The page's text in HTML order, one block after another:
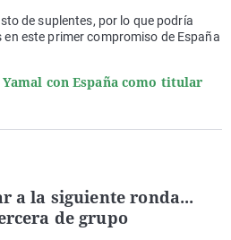
de suplentes, por lo que podría
este primer compromiso de España
con España como titular
a la siguiente ronda...
de grupo